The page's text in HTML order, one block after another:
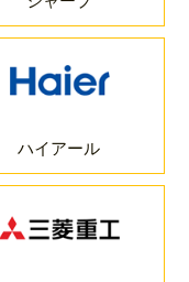
ハイアール